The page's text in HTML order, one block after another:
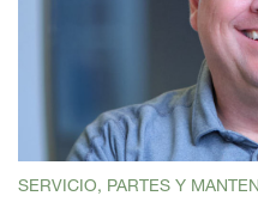
SERVICIO, PARTES Y